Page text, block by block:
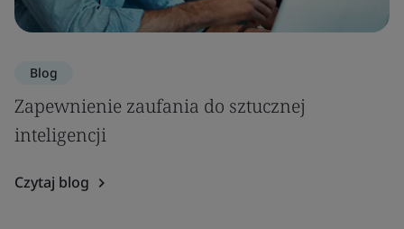
Blog
Zapewnienie zaufania do sztucznej
inteligencji
Czytaj blog